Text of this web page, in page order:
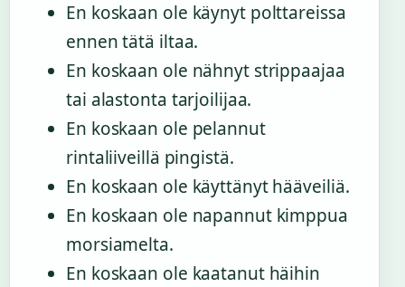
En koskaan ole käynyt polttareissa
ennen tätä iltaa.
En koskaan ole nähnyt strippaajaa
tai alastonta tarjoilijaa.
En koskaan ole pelannut
rintaliiveillä pingistä.
En koskaan ole käyttänyt hääveiliä.
En koskaan ole napannut kimppua
morsiamelta.
En koskaan ole kaatanut häihin